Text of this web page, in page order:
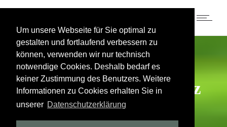
Um unsere Webseite für Sie optimal zu
gestalten und fortlaufend verbessern zu
können, verwenden wir nur technisch
notwendige Cookies. Deshalb bedarf es
keiner Zustimmung des Benutzers. Weitere
Informationen zu Cookies erhalten Sie in
unserer Datenschutzerklärung
Archiv Übersicht Kurz
bemerkt